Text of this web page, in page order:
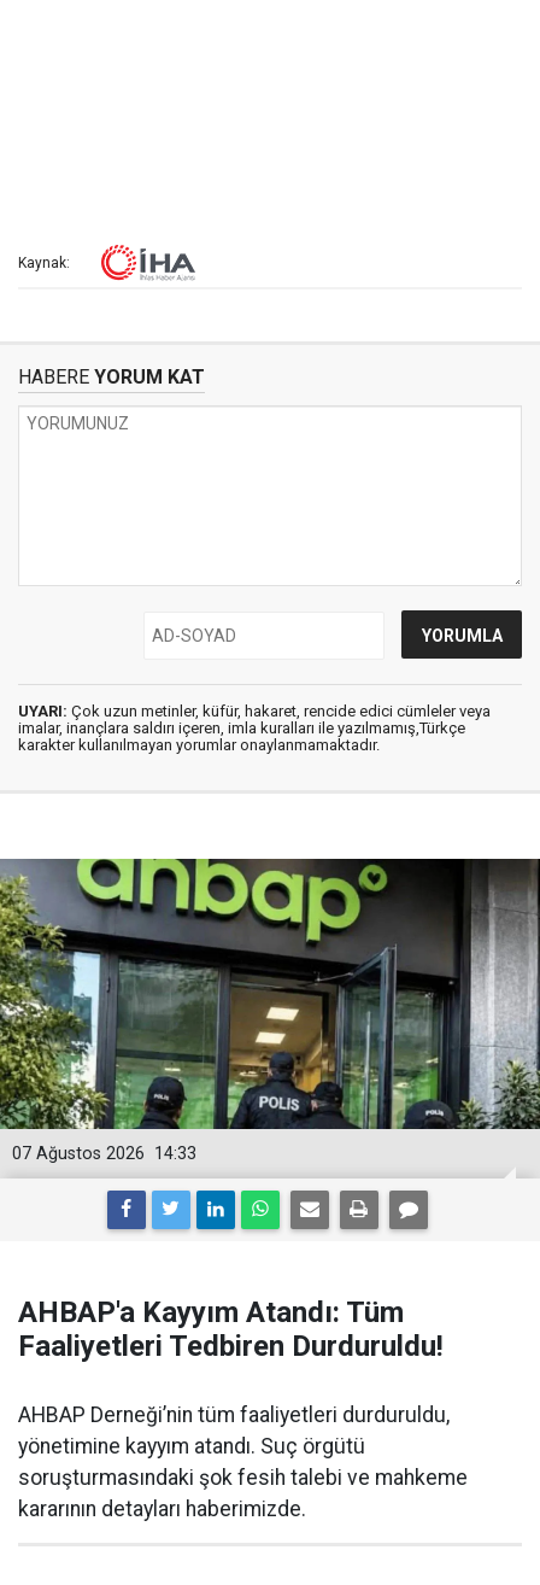
Kaynak:
HABERE YORUM KAT
UYARI: Çok uzun metinler, küfür, hakaret, rencide edici cümleler veya
imalar, inançlara saldırı içeren, imla kuralları ile yazılmamış,Türkçe
karakter kullanılmayan yorumlar onaylanmamaktadır.
14:33
07 Ağustos 2026
AHBAP'a Kayyım Atandı: Tüm
Faaliyetleri Tedbiren Durduruldu!
AHBAP Derneği’nin tüm faaliyetleri durduruldu,
yönetimine kayyım atandı. Suç örgütü
soruşturmasındaki şok fesih talebi ve mahkeme
kararının detayları haberimizde.